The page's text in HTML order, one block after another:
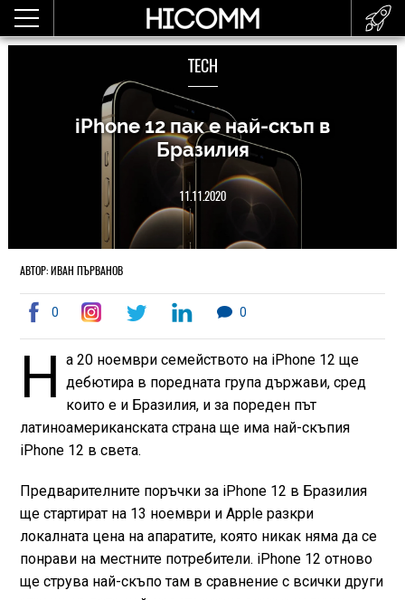
TECH
iPhone 12 пак е най-скъп в
Бразилия
11.11.2020
АВТОР: ИВАН ПЪРВАНОВ
0 0
Н а 20 ноември семейството на iPhone 12 ще
дебютира в поредната група държави, сред
които е и Бразилия, и за пореден път
латиноамериканската страна ще има най-скъпия
iPhone 12 в света.
Предварителните поръчки за iPhone 12 в Бразилия
ще стартират на 13 ноември и Apple разкри
локалната цена на апаратите, която никак няма да се
понрави на местните потребители. iPhone 12 отново
ще струва най-скъпо там в сравнение с всички други